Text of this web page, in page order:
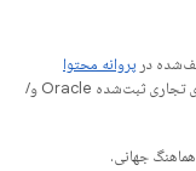
در پروانه محتوا
هستند. جاوا و OpenJDK علامت‌های تجاری یا علامت‌های تجاری ثبت‌شده Oracle و/